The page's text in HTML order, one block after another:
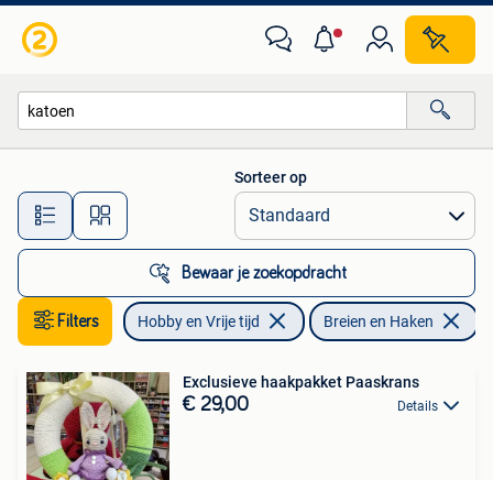
Alle afstanden…
Sorteer op
Bewaar je zoekopdracht
Filters Hobby en Vrije tijd Breien en Haken
Exclusieve haakpakket Paaskrans
€ 29,00 Details